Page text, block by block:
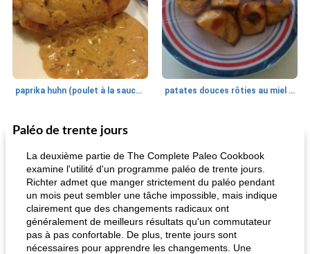
paprika huhn (poulet à la sauce paprika). patates douces rôties au miel / kumara
25
Petit déjeuner et brunch
Paléo de trente jours
La deuxième partie de The Complete Paleo Cookbook
examine l'utilité d'un programme paléo de trente jours.
Richter admet que manger strictement du paléo pendant
un mois peut sembler une tâche impossible, mais indique
clairement que des changements radicaux ont
généralement de meilleurs résultats qu'un commutateur
pas à pas confortable. De plus, trente jours sont
nécessaires pour apprendre les changements. Une